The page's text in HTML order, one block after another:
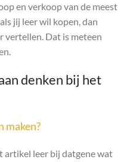
en verkoop van de meest
jij leer wil kopen, dan
vertellen. Dat is meteen
denken bij het
maken?
artikel leer bij datgene wat